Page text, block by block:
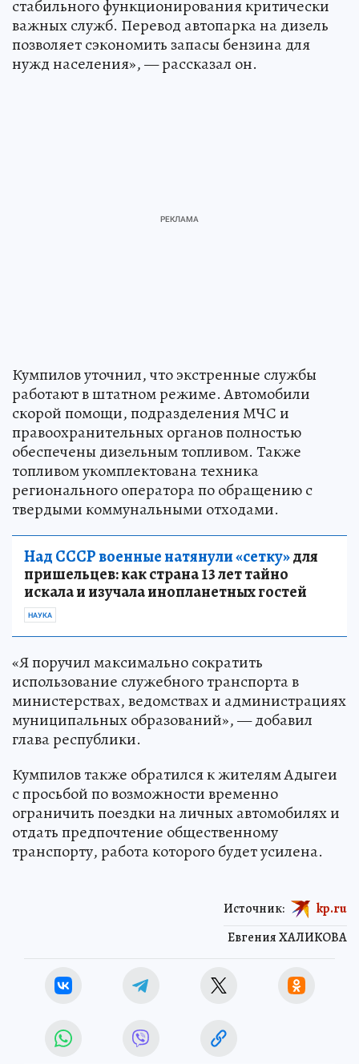
стабильного функционирования критически
важных служб. Перевод автопарка на дизель
позволяет сэкономить запасы бензина для
нужд населения», — рассказал он.
Кумпилов уточнил, что экстренные службы
работают в штатном режиме. Автомобили
скорой помощи, подразделения МЧС и
правоохранительных органов полностью
обеспечены дизельным топливом. Также
топливом укомплектована техника
регионального оператора по обращению с
твердыми коммунальными отходами.
Над СССР военные натянули «сетку»для
пришельцев: как страна 13 лет тайно
искала и изучала инопланетных гостей
НАУКА
«Я поручил максимально сократить
использование служебного транспорта в
министерствах, ведомствах и администрациях
муниципальных образований», — добавил
глава республики.
Кумпилов также обратился к жителям Адыгеи
с просьбой по возможности временно
ограничить поездки на личных автомобилях и
отдать предпочтение общественному
транспорту, работа которого будет усилена.
Евгения ХАЛИКОВА
Источник: kp.ru